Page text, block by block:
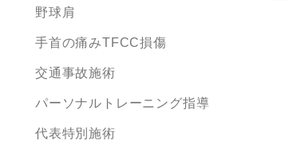
野球肩
手首の痛みTFCC損傷
交通事故施術
パーソナルトレーニング指導
代表特別施術